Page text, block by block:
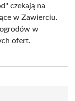
czekają na
w Zawierciu.
w
ofert.